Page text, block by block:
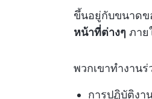
ขึ้นอยู่กับขนาดข
หน้าที่ต่างๆ ภาย
พวกเขาทำงาน
การปฏิบัติงา